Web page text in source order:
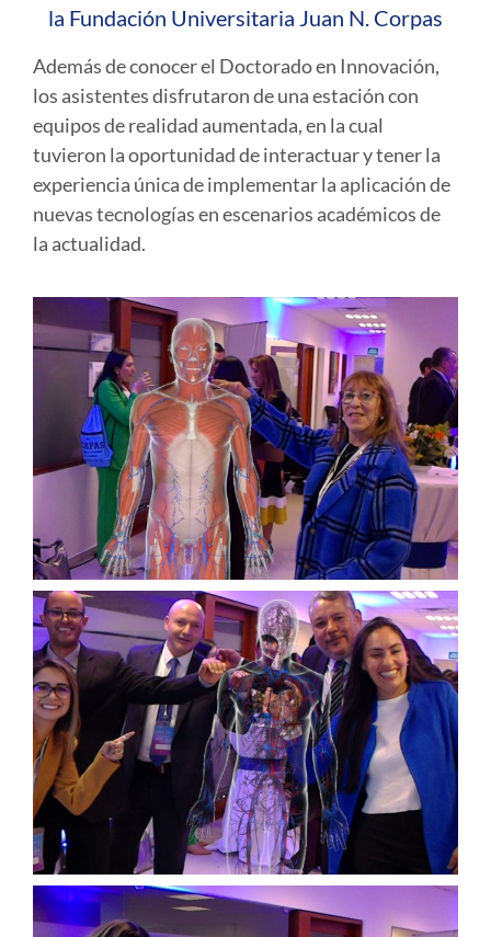
la Fundación Universitaria Juan N. Corpas
Además de conocer el Doctorado en Innovación,
los asistentes disfrutaron de una estación con
equipos de realidad aumentada, en la cual
tuvieron la oportunidad de interactuar y tener la
experiencia única de implementar la aplicación de
nuevas tecnologías en escenarios académicos de
la actualidad.